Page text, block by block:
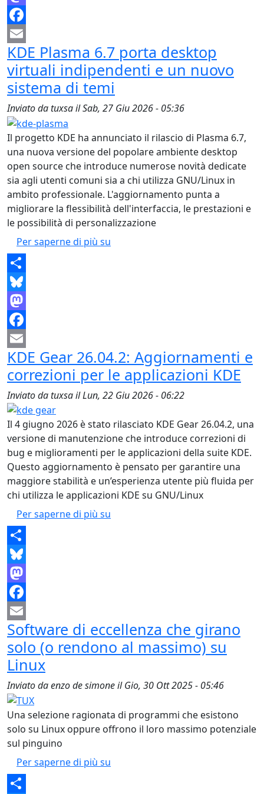
Mastodon
Facebook
Email
KDE Plasma 6.7 porta desktop
virtuali indipendenti e un nuovo
sistema di temi
Inviato datuxsailSab, 27 Giu 2026 - 05:36
Il progetto KDE ha annunciato il rilascio di Plasma 6.7,
una nuova versione del popolare ambiente desktop
open source che introduce numerose novità dedicate
sia agli utenti comuni sia a chi utilizza GNU/Linux in
ambito professionale. L'aggiornamento punta a
migliorare la flessibilità dell'interfaccia, le prestazioni e
le possibilità di personalizzazione
Per saperne di più su
Share
Bluesky
Mastodon
Facebook
Email
KDE Gear 26.04.2: Aggiornamenti e
correzioni per le applicazioni KDE
Inviato datuxsailLun, 22 Giu 2026 - 06:22
Il 4 giugno 2026 è stato rilasciato KDE Gear 26.04.2, una
versione di manutenzione che introduce correzioni di
bug e miglioramenti per le applicazioni della suite KDE.
Questo aggiornamento è pensato per garantire una
maggiore stabilità e un’esperienza utente più fluida per
chi utilizza le applicazioni KDE su GNU/Linux
Per saperne di più su
Share
Bluesky
Mastodon
Facebook
Email
Software di eccellenza che girano
solo (o rendono al massimo) su
Linux
Inviato daenzo de simoneilGio, 30 Ott 2025 - 05:46
Una selezione ragionata di programmi che esistono
solo su Linux oppure offrono il loro massimo potenziale
sul pinguino
Per saperne di più su